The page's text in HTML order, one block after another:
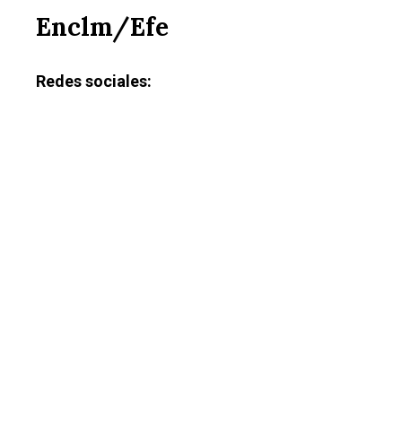
Enclm/Efe
Redes sociales: